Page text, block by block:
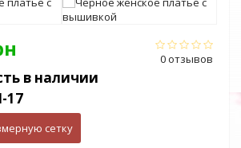
0 отзывов
в наличии
17
сетку